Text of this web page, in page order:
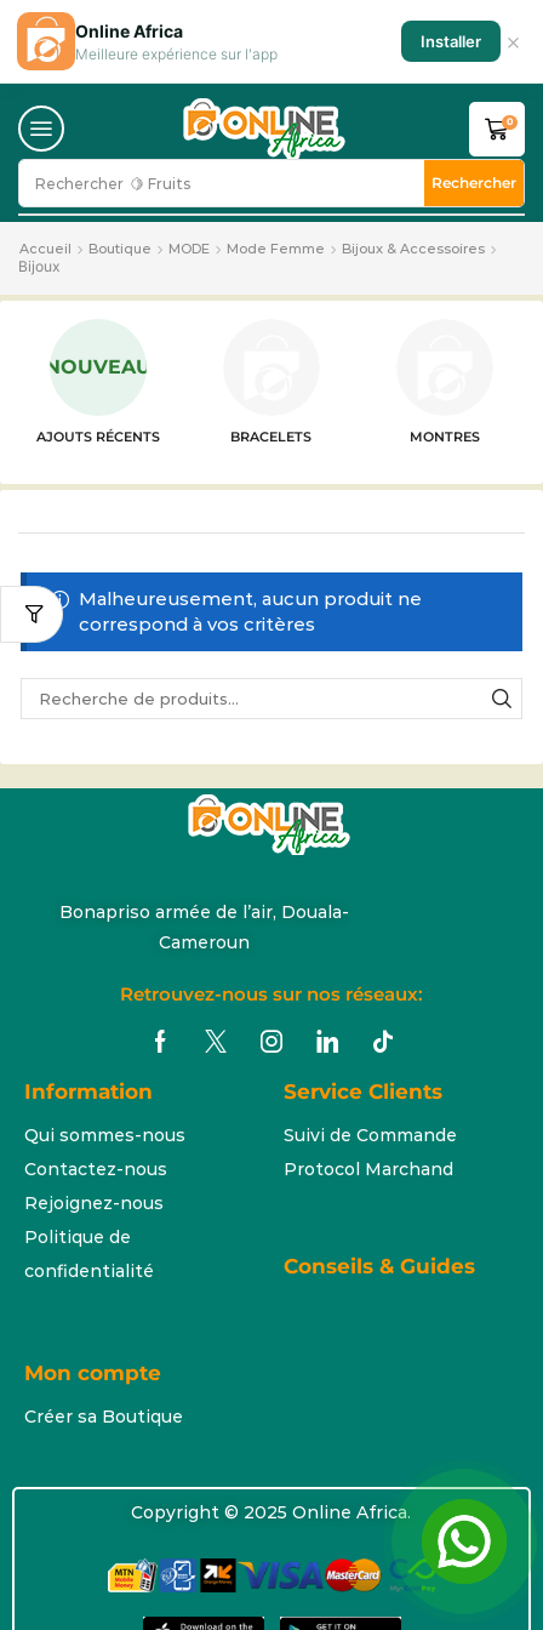
Rechercher 🍋 Fruits Rechercher
0
Accueil Boutique MODE Mode Femme Bijoux & Accessoires
Bijoux
NOUVEAU
AJOUTS RÉCENTS BRACELETS MONTRES
Malheureusement, aucun produit ne
correspond à vos critères
Bonapriso armée de l’air, Douala-
Cameroun
Retrouvez-nous sur nos réseaux:
Information
Qui sommes-nous
Contactez-nous
Rejoignez-nous
Politique de
confidentialité
Service Clients
Suivi de Commande
Protocol Marchand
Conseils & Guides
Mon compte
Créer sa Boutique
Copyright © 2025 Online Africa.
Online Africa
Meilleure expérience sur l'app
Installer ×